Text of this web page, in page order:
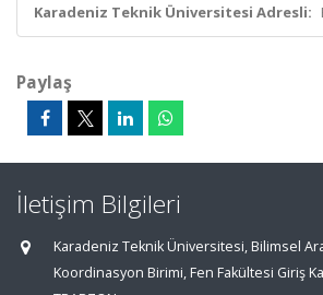
Karadeniz Teknik Üniversitesi Adresli:
Paylaş
İletişim Bilgileri
Karadeniz Teknik Üniversitesi, Bilimsel
Koordinasyon Birimi, Fen Fakültesi Giriş